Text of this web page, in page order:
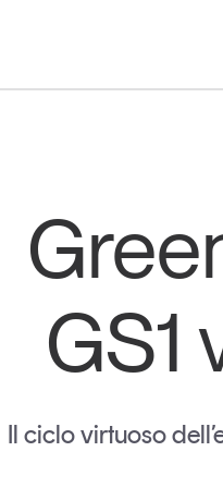
e consumi
brand
GS1
Il ciclo virtuoso